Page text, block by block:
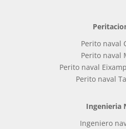
Perito naval
Perito naval
Perito naval
Perito naval
Ingenieria
Ingeniero